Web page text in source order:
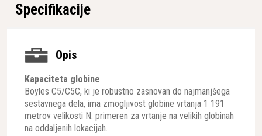
Specifikacije
Opis
Kapaciteta globine
Boyles C5/C5C, ki je robustno zasnovan do najmanjšega
sestavnega dela, ima zmogljivost globine vrtanja 1 191
metrov velikosti N. primeren za vrtanje na velikih globinah
na oddaljenih lokacijah.